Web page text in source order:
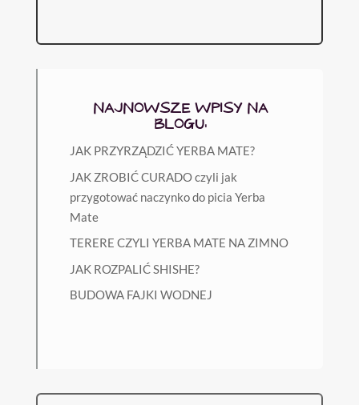
NAJNOWSZE WPISY NA
BLOGU:
JAK PRZYRZĄDZIĆ YERBA MATE?
JAK ZROBIĆ CURADO czyli jak
przygotować naczynko do picia Yerba
Mate
TERERE CZYLI YERBA MATE NA ZIMNO
JAK ROZPALIĆ SHISHE?
BUDOWA FAJKI WODNEJ